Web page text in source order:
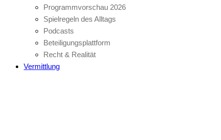
Programmvorschau 2026
Spielregeln des Alltags
Podcasts
Beteiligungsplattform
Recht & Realität
Vermittlung